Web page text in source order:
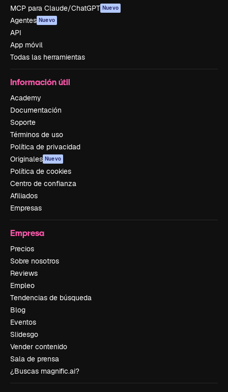
MCP para Claude/ChatGPT Nuevo
Agentes Nuevo
API
App móvil
Todas las herramientas
Información útil
Academy
Documentación
Soporte
Términos de uso
Política de privacidad
Originales Nuevo
Política de cookies
Centro de confianza
Afiliados
Empresas
Empresa
Precios
Sobre nosotros
Reviews
Empleo
Tendencias de búsqueda
Blog
Eventos
Slidesgo
Vender contenido
Sala de prensa
¿Buscas magnific.ai?